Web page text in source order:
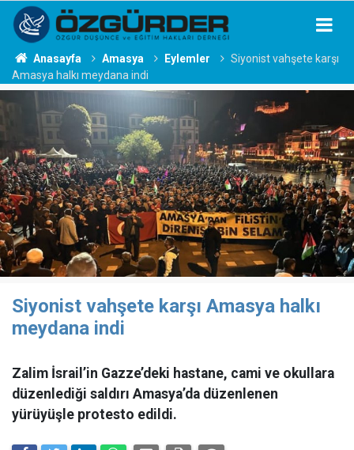
Anasayfa Amasya Eylemler
Siyonist vahşete karşı
Amasya halkı meydana indi
Siyonist vahşete karşı Amasya halkı
meydana indi
Zalim İsrail’in Gazze’deki hastane, cami ve okullara
düzenlediği saldırı Amasya’da düzenlenen
yürüyüşle protesto edildi.